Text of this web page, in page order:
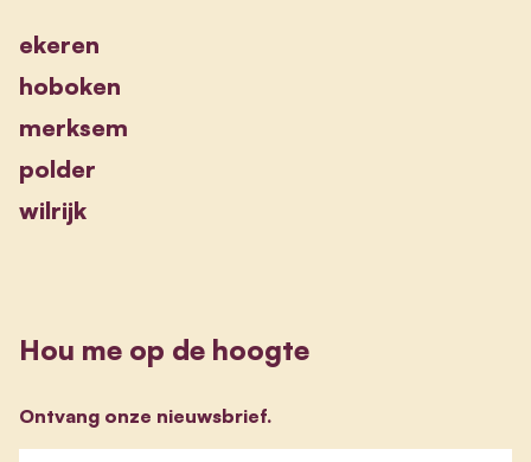
ekeren
hoboken
merksem
polder
wilrijk
Hou me op de hoogte
Ontvang onze nieuwsbrief.